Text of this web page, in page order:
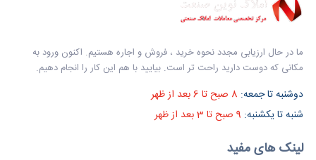
ما در حال ارزیابی مجدد نحوه خرید ، فروش و اجاره هستیم. اکنون ورود به
مکانی که دوست دارید راحت تر است. بیایید با هم این کار را انجام دهیم.
دوشنبه تا جمعه:
شنبه تا یکشنبه:
لینک های مفید